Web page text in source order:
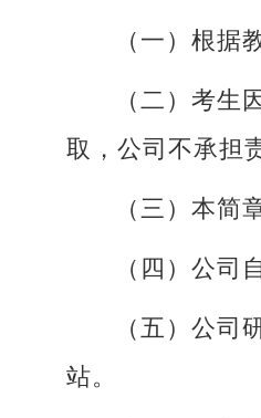
（一）根
（二）考
取，公司不承担
（三）本
（四）公
（五）公
站。